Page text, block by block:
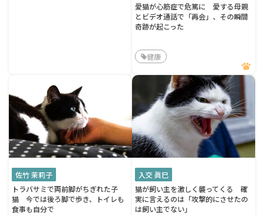
愛猫が心筋症で危篤に 愛する母親
とビデオ通話で「再会」、その瞬間
奇跡が起こった
健康
佐竹 茉莉子
トラバサミで両前脚がちぎれた子
猫 今では後ろ脚で歩き、トイレも
食事も自分で
入交 眞巳
猫が飼い主を激しく襲ってくる 確
実に言えるのは「攻撃的にさせたの
は飼い主でない」